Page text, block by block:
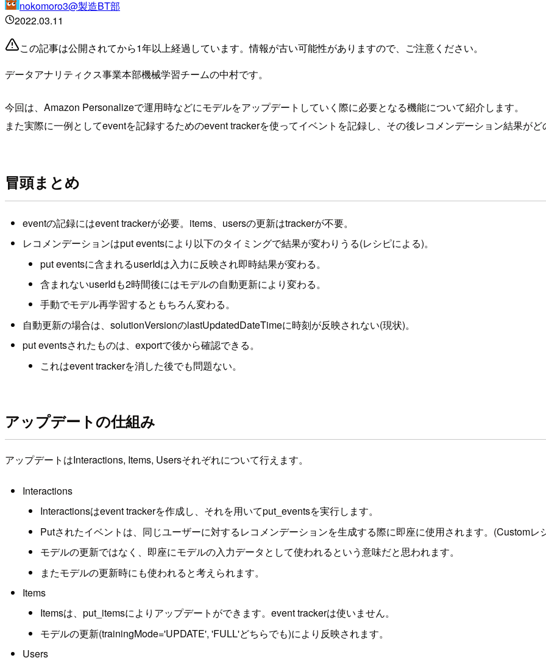
nokomoro3@製造BT部
2022.03.11
この記事は公開されてから1年以上経過しています。情報が古い可能性がありますので、ご注意ください。
データアナリティクス事業本部機械学習チームの中村です。
今回は、Amazon Personalizeで運用時などにモデルをアップデートしていく際に必要となる機能について紹介します。
また実際に一例としてeventを記録するためのevent trackerを使ってイベントを記録し、その後レコメンデーション結果がど
冒頭まとめ
eventの記録にはevent trackerが必要。items、usersの更新はtrackerが不要。
レコメンデーションはput eventsにより以下のタイミングで結果が変わりうる(レシピによる)。
put eventsに含まれるuserIdは入力に反映され即時結果が変わる。
含まれないuserIdも2時間後にはモデルの自動更新により変わる。
手動でモデル再学習するともちろん変わる。
自動更新の場合は、solutionVersionのlastUpdatedDateTimeに時刻が反映されない(現状)。
put eventsされたものは、exportで後から確認できる。
これはevent trackerを消した後でも問題ない。
アップデートの仕組み
アップデートはInteractions, Items, Usersそれぞれについて行えます。
Interactions
Interactionsはevent trackerを作成し、それを用いてput_eventsを実行します。
Putされたイベントは、同じユーザーに対するレコメンデーションを生成する際に即座に使用されます。(Custom
モデルの更新ではなく、即座にモデルの入力データとして使われるという意味だと思われます。
またモデルの更新時にも使われると考えられます。
Items
Itemsは、put_itemsによりアップデートができます。event trackerは使いません。
モデルの更新(trainingMode='UPDATE', 'FULL'どちらでも)により反映されます。
Users